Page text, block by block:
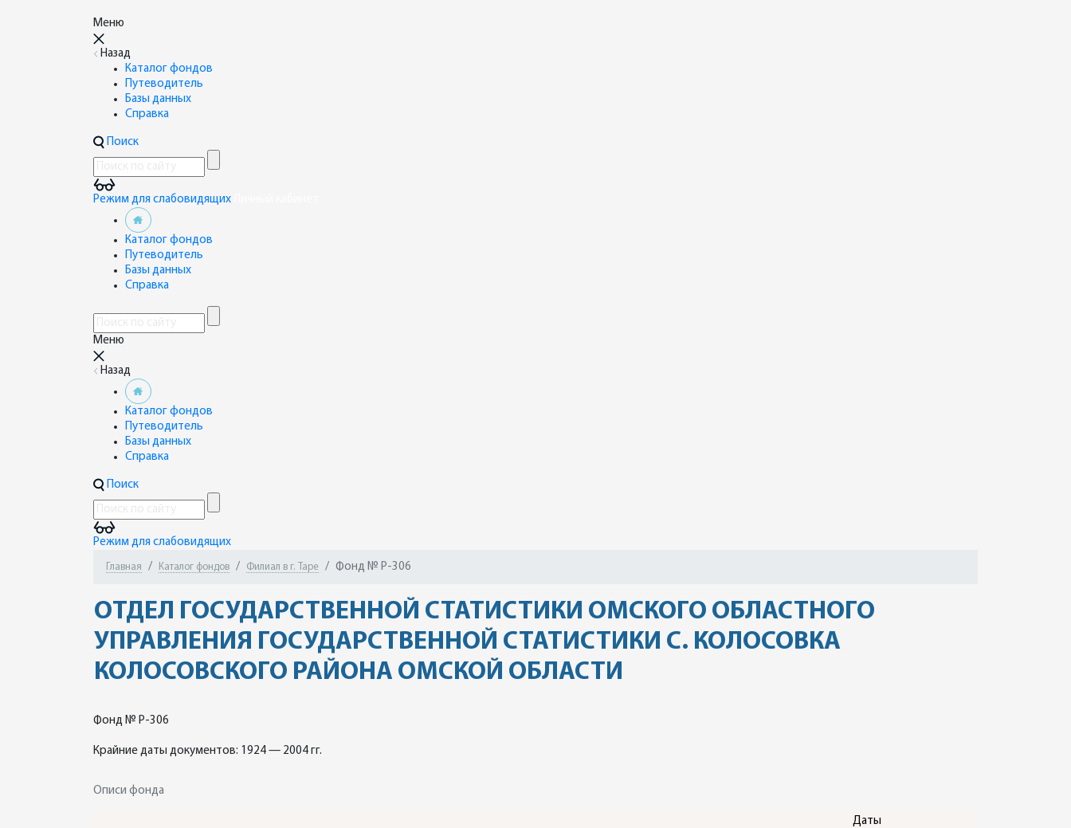
Меню
Назад
Каталог фондов
Путеводитель
Базы данных
Справка
Поиск
Режим для слабовидящих
Каталог фондов
Путеводитель
Базы данных
Справка
Меню
Назад
Каталог фондов
Путеводитель
Базы данных
Справка
Поиск
Режим для слабовидящих
Главная Каталог фондов Филиал в г. Таре Фонд № Р-306
ОТДЕЛ ГОСУДАРСТВЕННОЙ СТАТИСТИКИ ОМСКОГО ОБЛАСТНОГО
УПРАВЛЕНИЯ ГОСУДАРСТВЕННОЙ СТАТИСТИКИ С. КОЛОСОВКА
КОЛОСОВСКОГО РАЙОНА ОМСКОЙ ОБЛАСТИ
Фонд № Р-306
Крайние даты документов: 1924 — 2004 гг.
Описи фонда
Даты